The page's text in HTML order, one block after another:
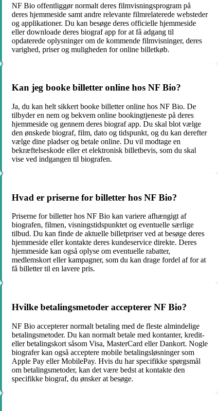
NF Bio offentliggør normalt deres filmvisningsprogram på
deres hjemmeside samt andre relevante filmrelaterede websteder
og applikationer. Du kan besøge deres officielle hjemmeside
eller downloade deres biograf app for at få adgang til
opdaterede oplysninger om de kommende filmvisninger, deres
varighed, priser og muligheden for online billetkøb.
Kan jeg booke billetter online hos NF Bio?
Ja, du kan helt sikkert booke billetter online hos NF Bio. De
tilbyder en nem og bekvem online bookingtjeneste på deres
hjemmeside og gennem deres biograf app. Du skal blot vælge
den ønskede biograf, film, dato og tidspunkt, og du kan derefter
vælge dine pladser og betale online. Du vil modtage en
bekræftelseskode eller et elektronisk billetbevis, som du skal
vise ved indgangen til biografen.
Hvad er priserne for billetter hos NF Bio?
Priserne for billetter hos NF Bio kan variere afhængigt af
biografen, filmen, visningstidspunktet og eventuelle særlige
tilbud. Du kan finde de aktuelle billetpriser ved at besøge deres
hjemmeside eller kontakte deres kundeservice direkte. Deres
hjemmeside kan også oplyse om eventuelle rabatter,
medlemskort eller kampagner, som du kan drage fordel af for at
få billetter til en lavere pris.
Hvilke betalingsmetoder accepterer NF Bio?
NF Bio accepterer normalt betaling med de fleste almindelige
betalingsmetoder. Du kan normalt betale med kontanter, kredit-
eller betalingskort såsom Visa, MasterCard eller Dankort. Nogle
biografer kan også acceptere mobile betalingsløsninger som
Apple Pay eller MobilePay. Hvis du har specifikke spørgsmål
om betalingsmetoder, kan det være bedst at kontakte den
specifikke biograf, du ønsker at besøge.